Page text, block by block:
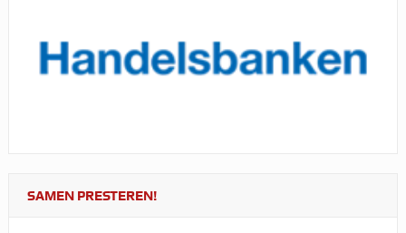
SAMEN PRESTEREN!